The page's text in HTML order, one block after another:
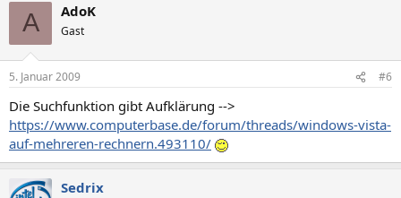
A AdoK
Gast
5. Januar 2009 #6
Die Suchfunktion gibt Aufklärung -->
https://www.computerbase.de/forum/threads/windows-vista-
auf-mehreren-rechnern.493110/
Sedrix